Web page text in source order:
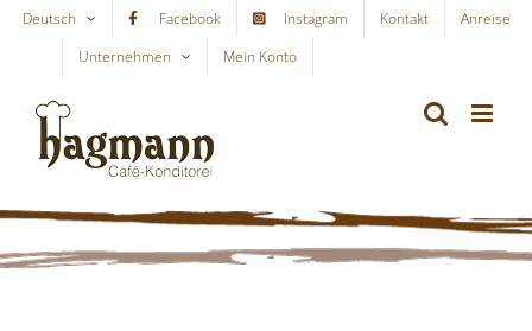
Skip
content
Deutsch Facebook Instagram Kontakt
Anreise
Unternehmen
Mein Konto